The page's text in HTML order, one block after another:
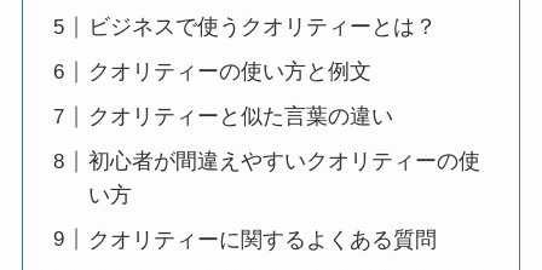
ビジネスで使うクオリティーとは？
クオリティーの使い方と例文
クオリティーと似た言葉の違い
初心者が間違えやすいクオリティーの使
い方
クオリティーに関するよくある質問